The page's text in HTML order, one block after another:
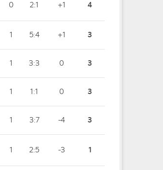
0 2:1 +1 4
1 5:4 +1 3
1 3:3 0 3
1 1:1 0 3
1 3:7 -4 3
1 2:5 -3 1